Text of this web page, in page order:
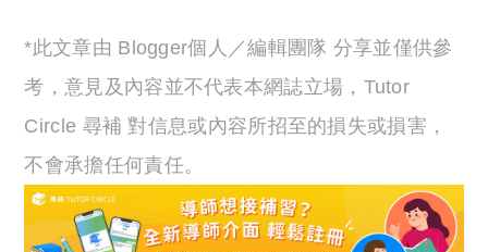
*此文章由 Blogger個人／編輯團隊 分享並僅供參
考，意見及內容並不代表本網誌立場，Tutor
Circle 尋補 對信息或內容所招至的損失或損害，
不會承擔任何責任。